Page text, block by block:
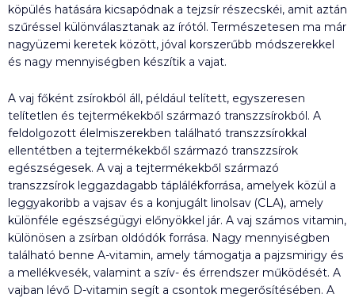
köpülés hatására kicsapódnak a tejzsír részecskéi, amit aztán
szűréssel különválasztanak az írótól. Természetesen ma már
nagyüzemi keretek között, jóval korszerűbb módszerekkel
és nagy mennyiségben készítik a vajat.
A vaj főként zsírokból áll, például telített, egyszeresen
telítetlen és tejtermékekből származó transzzsírokból. A
feldolgozott élelmiszerekben található transzzsírokkal
ellentétben a tejtermékekből származó transzzsírok
egészségesek. A vaj a tejtermékekből származó
transzzsírok leggazdagabb táplálékforrása, amelyek közül a
leggyakoribb a vajsav és a konjugált linolsav (CLA), amely
különféle egészségügyi előnyökkel jár. A vaj számos vitamin,
különösen a zsírban oldódók forrása. Nagy mennyiségben
található benne A-vitamin, amely támogatja a pajzsmirigy és
a mellékvesék, valamint a szív- és érrendszer működését. A
vajban lévő D-vitamin segít a csontok megerősítésében. A